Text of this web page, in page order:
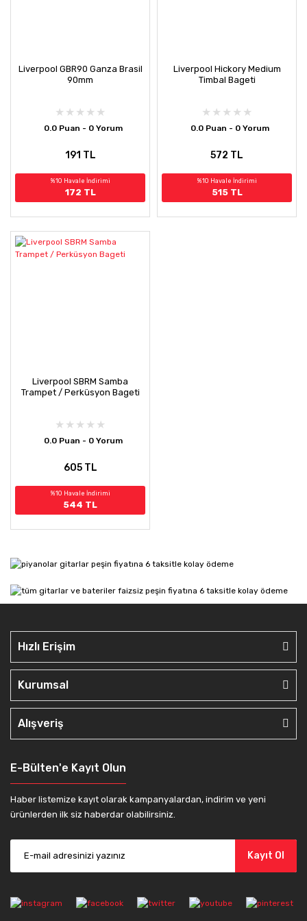
Liverpool GBR90 Ganza Brasil
90mm
0.0 Puan - 0 Yorum
191 TL
%10 Havale İndirimi
172 TL
Liverpool Hickory Medium
Timbal Bageti
0.0 Puan - 0 Yorum
572 TL
%10 Havale İndirimi
515 TL
Liverpool SBRM Samba
Trampet / Perküsyon Bageti
0.0 Puan - 0 Yorum
605 TL
%10 Havale İndirimi
544 TL
Hızlı Erişim
Kurumsal
Alışveriş
E-Bülten'e Kayıt Olun
Haber listemize kayıt olarak kampanyalardan, indirim ve yeni
ürünlerden ilk siz haberdar olabilirsiniz.
Kayıt Ol